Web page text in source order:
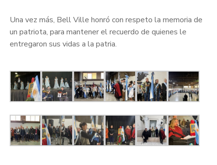
Una vez más, Bell Ville honró con respeto la memoria de
un patriota, para mantener el recuerdo de quienes le
entregaron sus vidas a la patria.